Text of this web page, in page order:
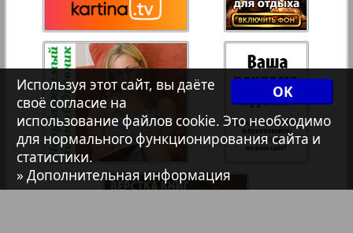
7плюс7я
Авангард
АйБолит
Акцент
OK
Используя этот сайт, вы даёте
своё согласие на
использование файлов cookie. Это необходимо
для нормального функционирования сайта и
статистики.
» Дополнительная информация